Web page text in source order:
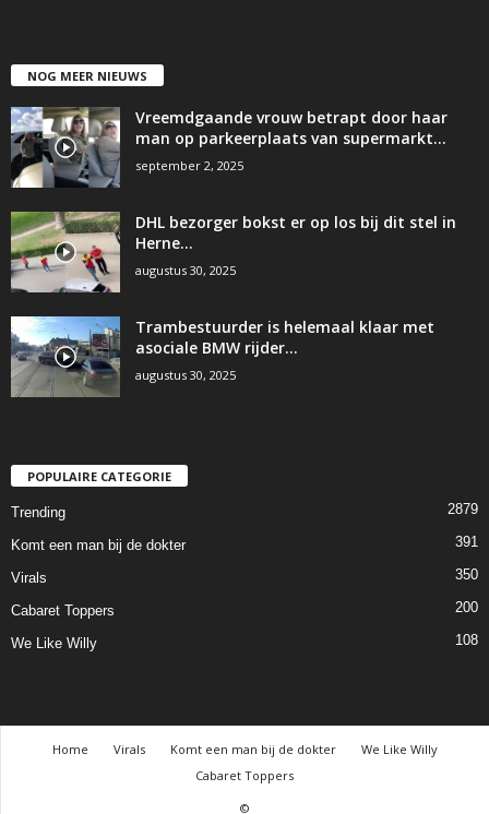
NOG MEER NIEUWS
Vreemdgaande vrouw betrapt door haar
man op parkeerplaats van supermarkt…
september 2, 2025
DHL bezorger bokst er op los bij dit stel in
Herne…
augustus 30, 2025
Trambestuurder is helemaal klaar met
asociale BMW rijder…
augustus 30, 2025
POPULAIRE CATEGORIE
Trending 2879
Komt een man bij de dokter 391
Virals 350
Cabaret Toppers 200
We Like Willy 108
Home Virals Komt een man bij de dokter
We Like Willy
Cabaret Toppers
©